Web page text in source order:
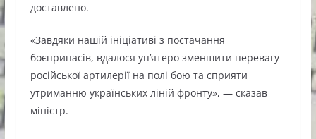
доставлено.
«Завдяки нашій ініціативі з постачання
боєприпасів, вдалося уп’ятеро зменшити перевагу
російської артилерії на полі бою та сприяти
утриманню українських ліній фронту», — сказав
міністр.